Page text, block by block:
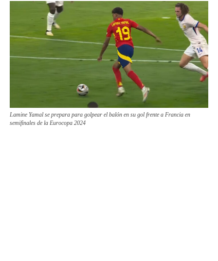
Lamine Yamal se prepara para golpear el balón en su gol frente a Francia en
semifinales de la Eurocopa 2024